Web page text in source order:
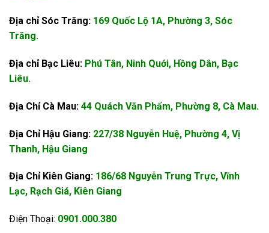
Địa chỉ Sóc Trăng: 169 Quốc Lộ 1A, Phường 3, Sóc
Trăng.
Địa chỉ Bạc Liêu: Phú Tân, Ninh Quới, Hồng Dân, Bạc
Liêu.
Địa Chỉ Cà Mau: 44 Quách Văn Phẩm, Phường 8, Cà Mau.
Địa Chỉ Hậu Giang: 227/38 Nguyễn Huệ, Phường 4, Vị
Thanh, Hậu Giang
Địa Chỉ Kiên Giang: 186/68 Nguyễn Trung Trực, Vĩnh
Lạc, Rạch Giá, Kiên Giang
Điện Thoại: 0901.000.380